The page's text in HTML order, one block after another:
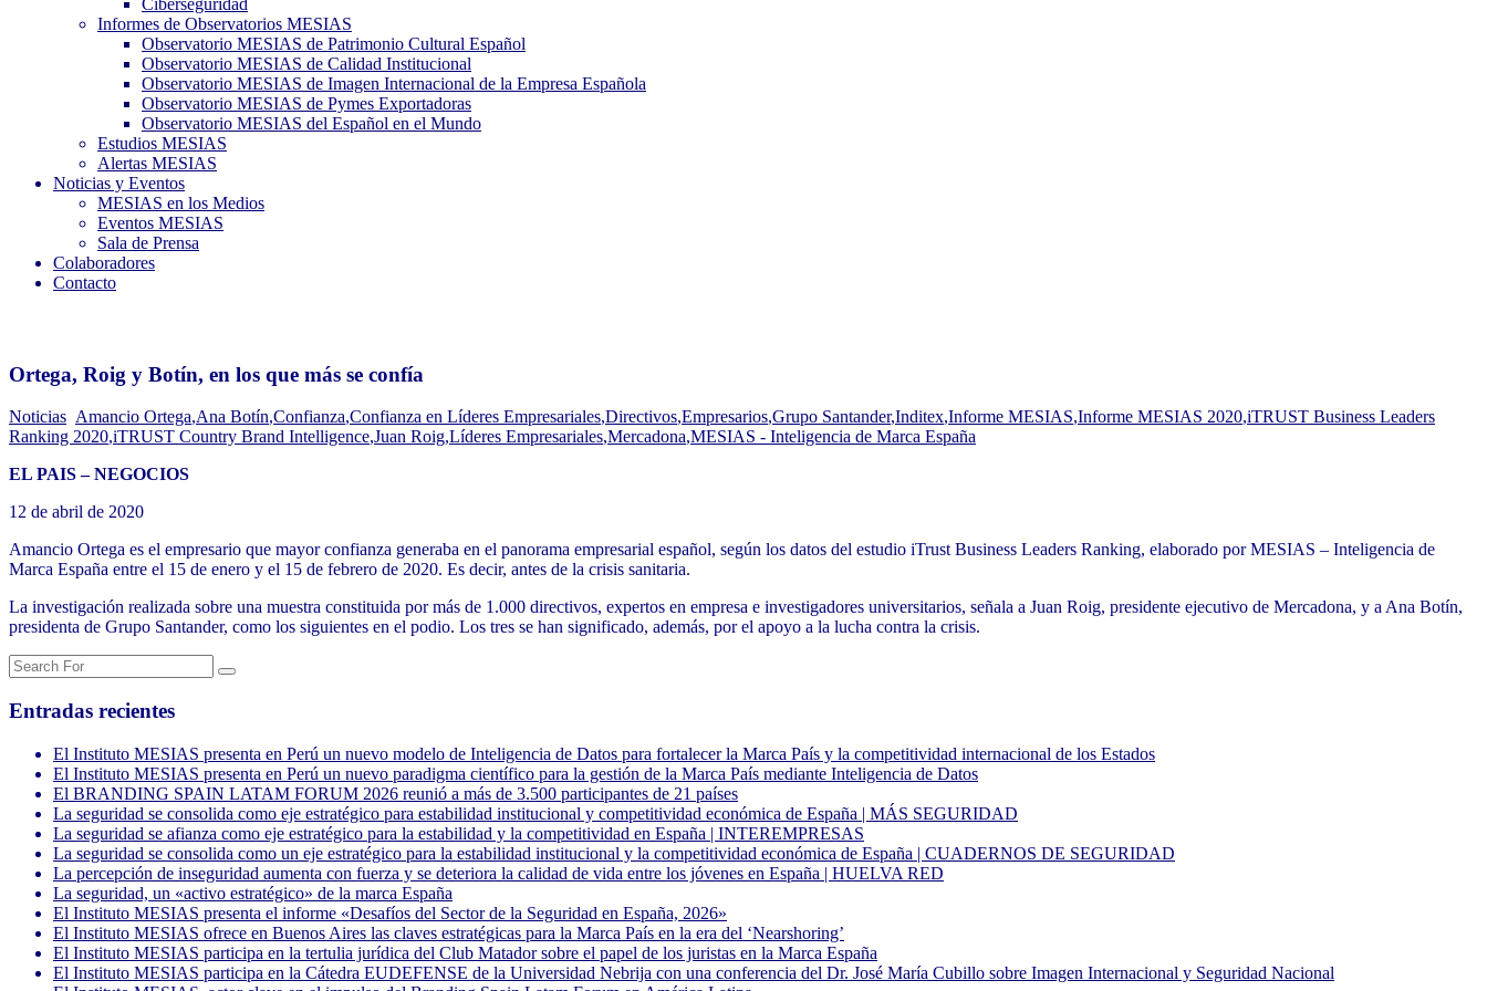
Ciberseguridad
Informes de Observatorios MESIAS
Observatorio MESIAS de Patrimonio Cultural Español
Observatorio MESIAS de Calidad Institucional
Observatorio MESIAS de Imagen Internacional de la Empresa Española
Observatorio MESIAS de Pymes Exportadoras
Observatorio MESIAS del Español en el Mundo
Estudios MESIAS
Alertas MESIAS
Noticias y Eventos
MESIAS en los Medios
Eventos MESIAS
Sala de Prensa
Colaboradores
Contacto
Ortega, Roig y Botín, en los que más se confía
Noticias Amancio Ortega,Ana Botín,Confianza,Confianza en Líderes Empresariales,Directivos,Empresarios,Grupo Santander,Inditex,Informe MESIAS,Informe MESIAS 2020,iTRUST Business Leaders
Ranking 2020,iTRUST Country Brand Intelligence,Juan Roig,Líderes Empresariales,Mercadona,MESIAS - Inteligencia de Marca España
EL PAIS – NEGOCIOS
12 de abril de 2020
Amancio Ortega es el empresario que mayor confianza generaba en el panorama empresarial español, según los datos del estudio iTrust Business Leaders Ranking, elaborado por MESIAS – Inteligencia de
Marca España entre el 15 de enero y el 15 de febrero de 2020. Es decir, antes de la crisis sanitaria.
La investigación realizada sobre una muestra constituida por más de 1.000 directivos, expertos en empresa e investigadores universitarios, señala a Juan Roig, presidente ejecutivo de Mercadona, y a Ana Botín,
presidenta de Grupo Santander, como los siguientes en el podio. Los tres se han significado, además, por el apoyo a la lucha contra la crisis.
Entradas recientes
El Instituto MESIAS presenta en Perú un nuevo modelo de Inteligencia de Datos para fortalecer la Marca País y la competitividad internacional de los Estados
El Instituto MESIAS presenta en Perú un nuevo paradigma científico para la gestión de la Marca País mediante Inteligencia de Datos
El BRANDING SPAIN LATAM FORUM 2026 reunió a más de 3.500 participantes de 21 países
La seguridad se consolida como eje estratégico para estabilidad institucional y competitividad económica de España | MÁS SEGURIDAD
La seguridad se afianza como eje estratégico para la estabilidad y la competitividad en España | INTEREMPRESAS
La seguridad se consolida como un eje estratégico para la estabilidad institucional y la competitividad económica de España | CUADERNOS DE SEGURIDAD
La percepción de inseguridad aumenta con fuerza y se deteriora la calidad de vida entre los jóvenes en España | HUELVA RED
La seguridad, un «activo estratégico» de la marca España
El Instituto MESIAS presenta el informe «Desafíos del Sector de la Seguridad en España, 2026»
El Instituto MESIAS ofrece en Buenos Aires las claves estratégicas para la Marca País en la era del ‘Nearshoring’
El Instituto MESIAS participa en la tertulia jurídica del Club Matador sobre el papel de los juristas en la Marca España
El Instituto MESIAS participa en la Cátedra EUDEFENSE de la Universidad Nebrija con una conferencia del Dr. José María Cubillo sobre Imagen Internacional y Seguridad Nacional